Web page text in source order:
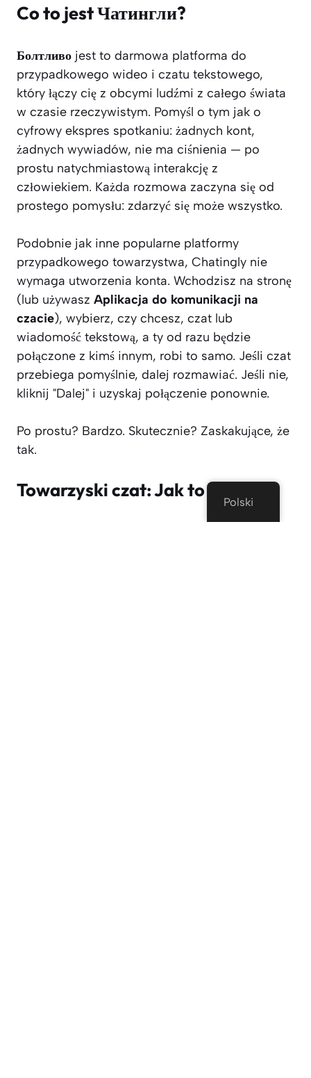
Co to jest Чатингли?
Болтливо jest to darmowa platforma do
przypadkowego wideo i czatu tekstowego,
który łączy cię z obcymi ludźmi z całego świata
w czasie rzeczywistym. Pomyśl o tym jak o
cyfrowy ekspres spotkaniu: żadnych kont,
żadnych wywiadów, nie ma ciśnienia — po
prostu natychmiastową interakcję z
człowiekiem. Każda rozmowa zaczyna się od
prostego pomysłu: zdarzyć się może wszystko.
Podobnie jak inne popularne platformy
przypadkowego towarzystwa, Chatingly nie
wymaga utworzenia konta. Wchodzisz na stronę
(lub używasz Aplikacja do komunikacji na
czacie), wybierz, czy chcesz, czat lub
wiadomość tekstową, a ty od razu będzie
połączone z kimś innym, robi to samo. Jeśli czat
przebiega pomyślnie, dalej rozmawiać. Jeśli nie,
kliknij "Dalej" i uzyskaj połączenie ponownie.
Po prostu? Bardzo. Skutecznie? Zaskakujące, że
tak.
Towarzyski czat: Jak to działa
Polski